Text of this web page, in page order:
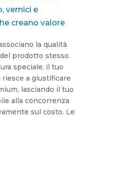
vernici e
creano valore
la qualità
prodotto stesso.
speciale, il tuo
a giustificare
lasciando il tuo
alla concorrenza
sul costo. Le